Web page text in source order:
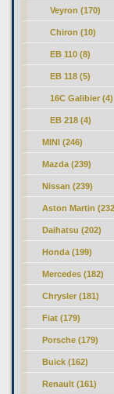
Veyron (170)
Chiron (10)
EB 110 (8)
EB 118 (5)
16C Galibier (4)
EB 218 (4)
MINI (246)
Mazda (239)
Nissan (239)
Aston Martin
Daihatsu (202)
Honda (199)
Mercedes (182)
Chrysler (181)
Fiat (179)
Porsche (179)
Buick (162)
Renault (161)